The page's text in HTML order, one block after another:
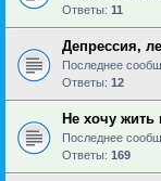
Ответы: 11
Депрессия,
Последнее
Ответы: 12
Не хочу жить
Последнее
Ответы: 169